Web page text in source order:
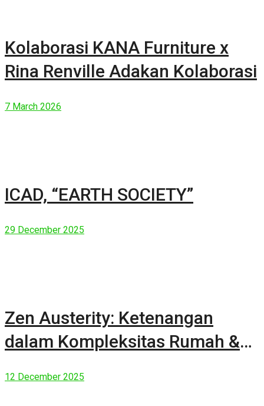
Kolaborasi KANA Furniture x
Rina Renville Adakan Kolaborasi
7 March 2026
ICAD, “EARTH SOCIETY”
29 December 2025
Zen Austerity: Ketenangan
dalam Kompleksitas Rumah &
12 December 2025